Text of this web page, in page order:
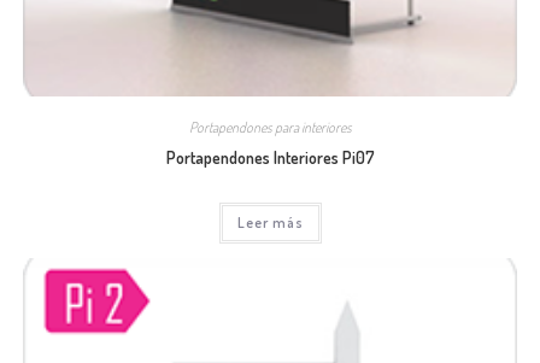
Portapendones para interiores
Portapendones Interiores Pi07
Leer más